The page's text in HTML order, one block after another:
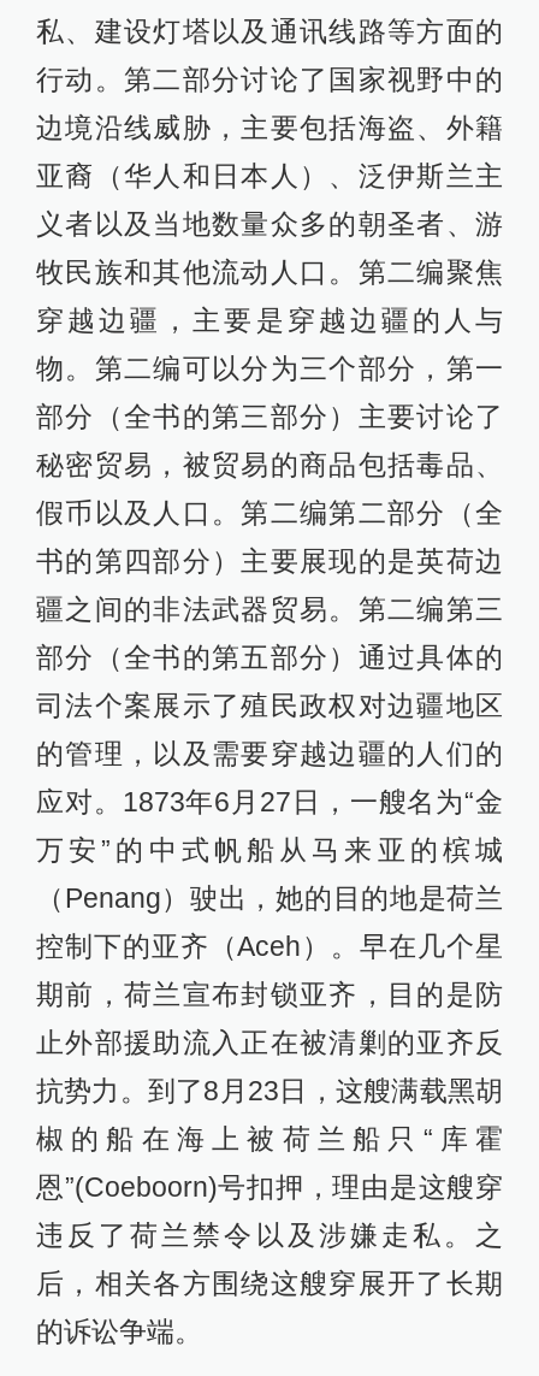
私、建设灯塔以及通讯线路等方面的
行动。第二部分讨论了国家视野中的
边境沿线威胁，主要包括海盗、外籍
亚裔（华人和日本人）、泛伊斯兰主
义者以及当地数量众多的朝圣者、游
牧民族和其他流动人口。第二编聚焦
穿越边疆，主要是穿越边疆的人与
物。第二编可以分为三个部分，第一
部分（全书的第三部分）主要讨论了
秘密贸易，被贸易的商品包括毒品、
假币以及人口。第二编第二部分（全
书的第四部分）主要展现的是英荷边
疆之间的非法武器贸易。第二编第三
部分（全书的第五部分）通过具体的
司法个案展示了殖民政权对边疆地区
的管理，以及需要穿越边疆的人们的
应对。1873年6月27日，一艘名为“金
万安”的中式帆船从马来亚的槟城
（Penang）驶出，她的目的地是荷兰
控制下的亚齐（Aceh）。早在几个星
期前，荷兰宣布封锁亚齐，目的是防
止外部援助流入正在被清剿的亚齐反
抗势力。到了8月23日，这艘满载黑胡
椒的船在海上被荷兰船只“库霍
恩”(Coeboorn)号扣押，理由是这艘穿
违反了荷兰禁令以及涉嫌走私。之
后，相关各方围绕这艘穿展开了长期
的诉讼争端。